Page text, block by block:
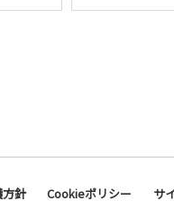
針 Cookieポリシー サ